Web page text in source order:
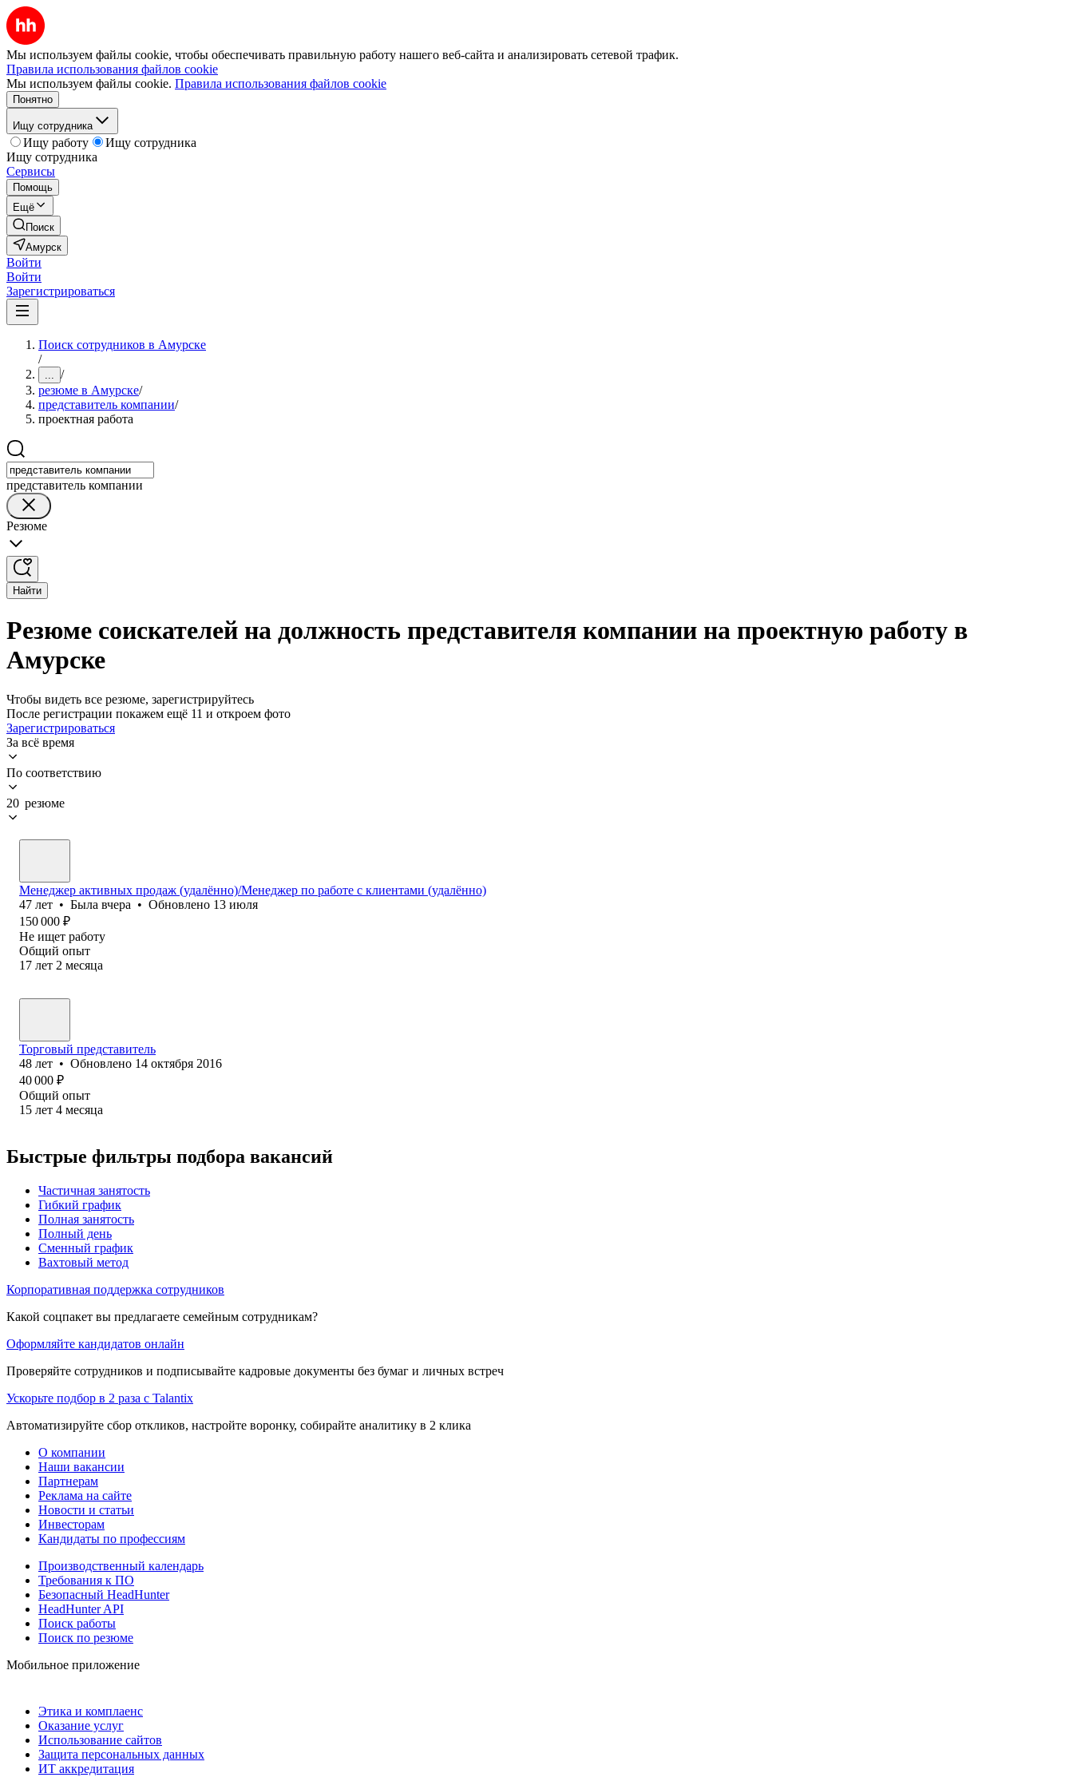
Мы используем файлы cookie, чтобы обеспечивать правильную работу нашего веб-сайта и анализировать сетевой трафик.
Правила использования файлов cookie
Мы используем файлы cookie. Правила использования файлов cookie
Понятно
Ищу сотрудника
Ищу работу
Ищу сотрудника
Ищу сотрудника
Сервисы
Помощь
Ещё
Поиск
Амурск
Войти
Войти
Зарегистрироваться
Поиск сотрудников в Амурске
/
... /
резюме в Амурске/
представитель компании/
проектная работа
представитель компании
Резюме
Найти
Резюме соискателей на должность представителя компании на проектную работу в
Амурске
Чтобы видеть все резюме, зарегистрируйтесь
После регистрации покажем ещё 11 и откроем фото
Зарегистрироваться
За всё время
По соответствию
20 резюме
Менеджер активных продаж (удалённо)/Менеджер по работе с клиентами (удалённо)
47 лет • Была вчера • Обновлено 13 июля
150 000 ₽
Не ищет работу
Общий опыт
17 лет 2 месяца
Торговый представитель
48 лет • Обновлено 14 октября 2016
40 000 ₽
Общий опыт
15 лет 4 месяца
Быстрые фильтры подбора вакансий
Частичная занятость
Гибкий график
Полная занятость
Полный день
Сменный график
Вахтовый метод
Корпоративная поддержка сотрудников
Какой соцпакет вы предлагаете семейным сотрудникам?
Оформляйте кандидатов онлайн
Проверяйте сотрудников и подписывайте кадровые документы без бумаг и личных встреч
Ускорьте подбор в 2 раза с Talantix
Автоматизируйте сбор откликов, настройте воронку, собирайте аналитику в 2 клика
О компании
Наши вакансии
Партнерам
Реклама на сайте
Новости и статьи
Инвесторам
Кандидаты по профессиям
Производственный календарь
Требования к ПО
Безопасный HeadHunter
HeadHunter API
Поиск работы
Поиск по резюме
Мобильное приложение
Этика и комплаенс
Оказание услуг
Использование сайтов
Защита персональных данных
ИТ аккредитация